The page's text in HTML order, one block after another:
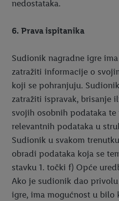
nedostataka.
6. Prava ispitanika
Sudionik nagradne igre
zatražiti informacije o
koji se pohranjuju.
zatražiti ispravak, brisanje
svojih osobnih podataka
relevantnih podataka u
Sudionik u svakom
obradi podataka koja se
stavku 1. točki f) Opće
Ako je sudionik dao
igre, ima mogućnost u bilo